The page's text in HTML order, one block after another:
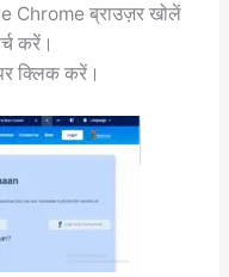
Chrome ब्राउज़र खोलें
करें।
क्लिक करें।